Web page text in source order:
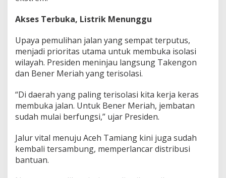
Akses Terbuka, Listrik Menunggu
Upaya pemulihan jalan yang sempat terputus,
menjadi prioritas utama untuk membuka isolasi
wilayah. Presiden meninjau langsung Takengon
dan Bener Meriah yang terisolasi.
“Di daerah yang paling terisolasi kita kerja keras
membuka jalan. Untuk Bener Meriah, jembatan
sudah mulai berfungsi,” ujar Presiden.
Jalur vital menuju Aceh Tamiang kini juga sudah
kembali tersambung, memperlancar distribusi
bantuan.